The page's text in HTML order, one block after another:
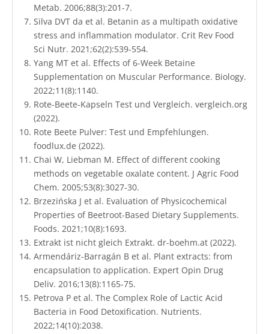
Metab. 2006;88(3):201-7.
Silva DVT da et al. Betanin as a multipath oxidative
stress and inflammation modulator. Crit Rev Food
Sci Nutr. 2021;62(2):539-554.
Yang MT et al. Effects of 6-Week Betaine
Supplementation on Muscular Performance. Biology.
2022;11(8):1140.
Rote-Beete-Kapseln Test und Vergleich. vergleich.org
(2022).
Rote Beete Pulver: Test und Empfehlungen.
foodlux.de (2022).
Chai W, Liebman M. Effect of different cooking
methods on vegetable oxalate content. J Agric Food
Chem. 2005;53(8):3027-30.
Brzezińska J et al. Evaluation of Physicochemical
Properties of Beetroot-Based Dietary Supplements.
Foods. 2021;10(8):1693.
Extrakt ist nicht gleich Extrakt. dr-boehm.at (2022).
Armendáriz-Barragán B et al. Plant extracts: from
encapsulation to application. Expert Opin Drug
Deliv. 2016;13(8):1165-75.
Petrova P et al. The Complex Role of Lactic Acid
Bacteria in Food Detoxification. Nutrients.
2022;14(10):2038.